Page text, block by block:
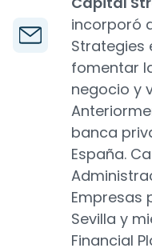
incorporó
Strategies
fomentar
negocio y
banca
España.
Empresas
Sevilla y
Financial